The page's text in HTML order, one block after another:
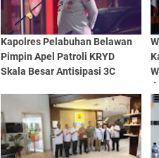
Kapolres Pelabuhan Belawan
Pimpin Apel Patroli KRYD
Skala Besar Antisipasi 3C